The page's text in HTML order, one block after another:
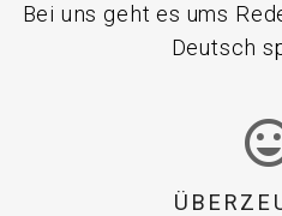
Bei uns geht es ums
Deutsch